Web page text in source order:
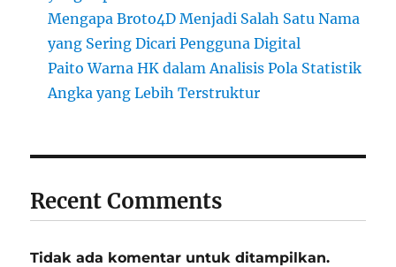
Mengapa Broto4D Menjadi Salah Satu Nama
yang Sering Dicari Pengguna Digital
Paito Warna HK dalam Analisis Pola Statistik
Angka yang Lebih Terstruktur
Recent Comments
Tidak ada komentar untuk ditampilkan.